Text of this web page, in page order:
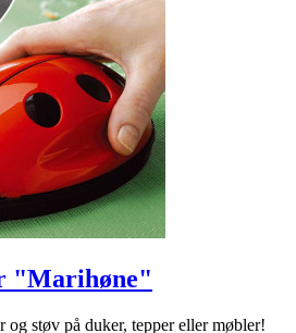
"Marihøne"
og støv på duker, tepper eller møbler!